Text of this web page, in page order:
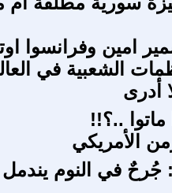
امين وفرانسوا
الشعبية في العالم
أدرى
..؟!!
الأمريكي
جُرحٌ في النوم يندمل